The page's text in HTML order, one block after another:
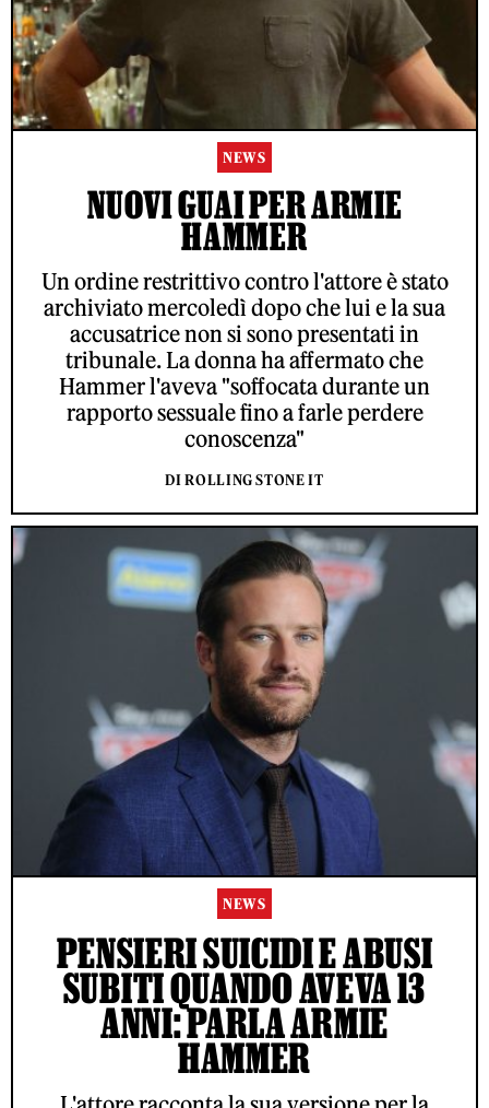
NEWS
NUOVI GUAI PER ARMIE
HAMMER
Un ordine restrittivo contro l'attore è stato
archiviato mercoledì dopo che lui e la sua
accusatrice non si sono presentati in
tribunale. La donna ha affermato che
Hammer l'aveva "soffocata durante un
rapporto sessuale fino a farle perdere
conoscenza"
DI ROLLING STONE IT
NEWS
PENSIERI SUICIDI E ABUSI
SUBITI QUANDO AVEVA 13
ANNI: PARLA ARMIE
HAMMER